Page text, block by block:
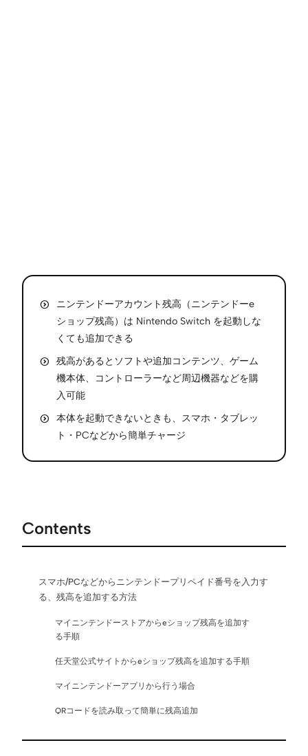
ニンテンドーアカウント残高（ニンテンドーe
ショップ残高）は Nintendo Switch を起動しな
くても追加できる
残高があるとソフトや追加コンテンツ、ゲーム
機本体、コントローラーなど周辺機器などを購
入可能
本体を起動できないときも、スマホ・タブレッ
ト・PCなどから簡単チャージ
Contents
スマホ/PCなどからニンテンドープリペイド番号を入力す
る、残高を追加する方法
マイニンテンドーストアからeショップ残高を追加す
る手順
任天堂公式サイトからeショップ残高を追加する手順
マイニンテンドーアプリから行う場合
QRコードを読み取って簡単に残高追加